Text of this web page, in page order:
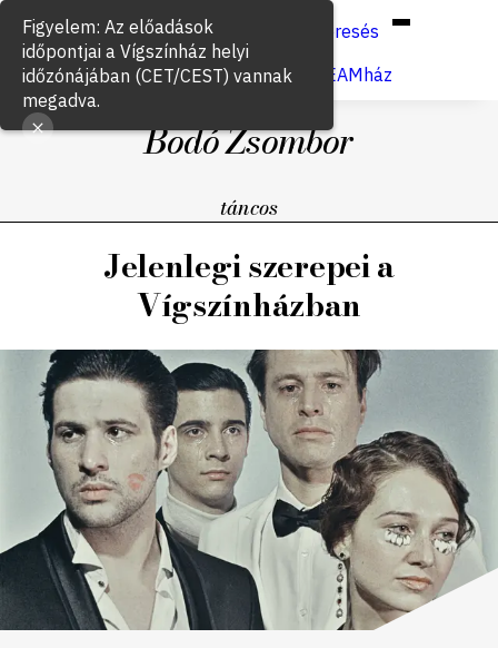
Keresés
Jegyvásárlás
VígSTREAMház
Bodó Zsombor
táncos
Jelenlegi szerepei a
Vígszínházban
Figyelem: Az előadások
időpontjai a Vígszínház helyi
időzónájában (CET/CEST) vannak
megadva.